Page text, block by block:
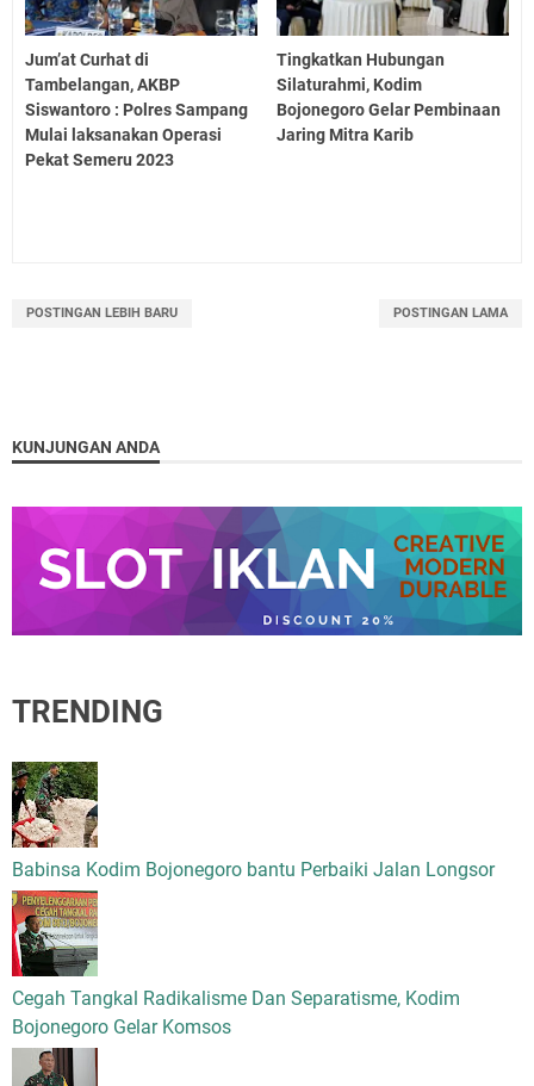
Jum’at Curhat di
Tambelangan, AKBP
Siswantoro : Polres Sampang
Mulai laksanakan Operasi
Pekat Semeru 2023
Tingkatkan Hubungan
Silaturahmi, Kodim
Bojonegoro Gelar Pembinaan
Jaring Mitra Karib
POSTINGAN LEBIH BARU POSTINGAN LAMA
KUNJUNGAN ANDA
TRENDING
Babinsa Kodim Bojonegoro bantu Perbaiki Jalan Longsor
Cegah Tangkal Radikalisme Dan Separatisme, Kodim
Bojonegoro Gelar Komsos